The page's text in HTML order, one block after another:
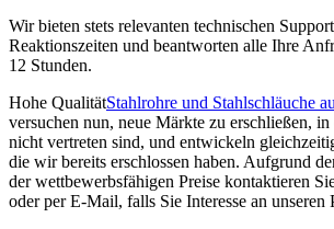
Wir bieten stets relevanten technischen
Reaktionszeiten und beantworten alle Ihre
12 Stunden.
Hohe QualitätStahlrohre und Stahlschläuche
versuchen nun, neue Märkte zu erschließen,
nicht vertreten sind, und entwickeln
die wir bereits erschlossen haben. Aufgrund
der wettbewerbsfähigen Preise kontaktieren
oder per E-Mail, falls Sie Interesse an unseren